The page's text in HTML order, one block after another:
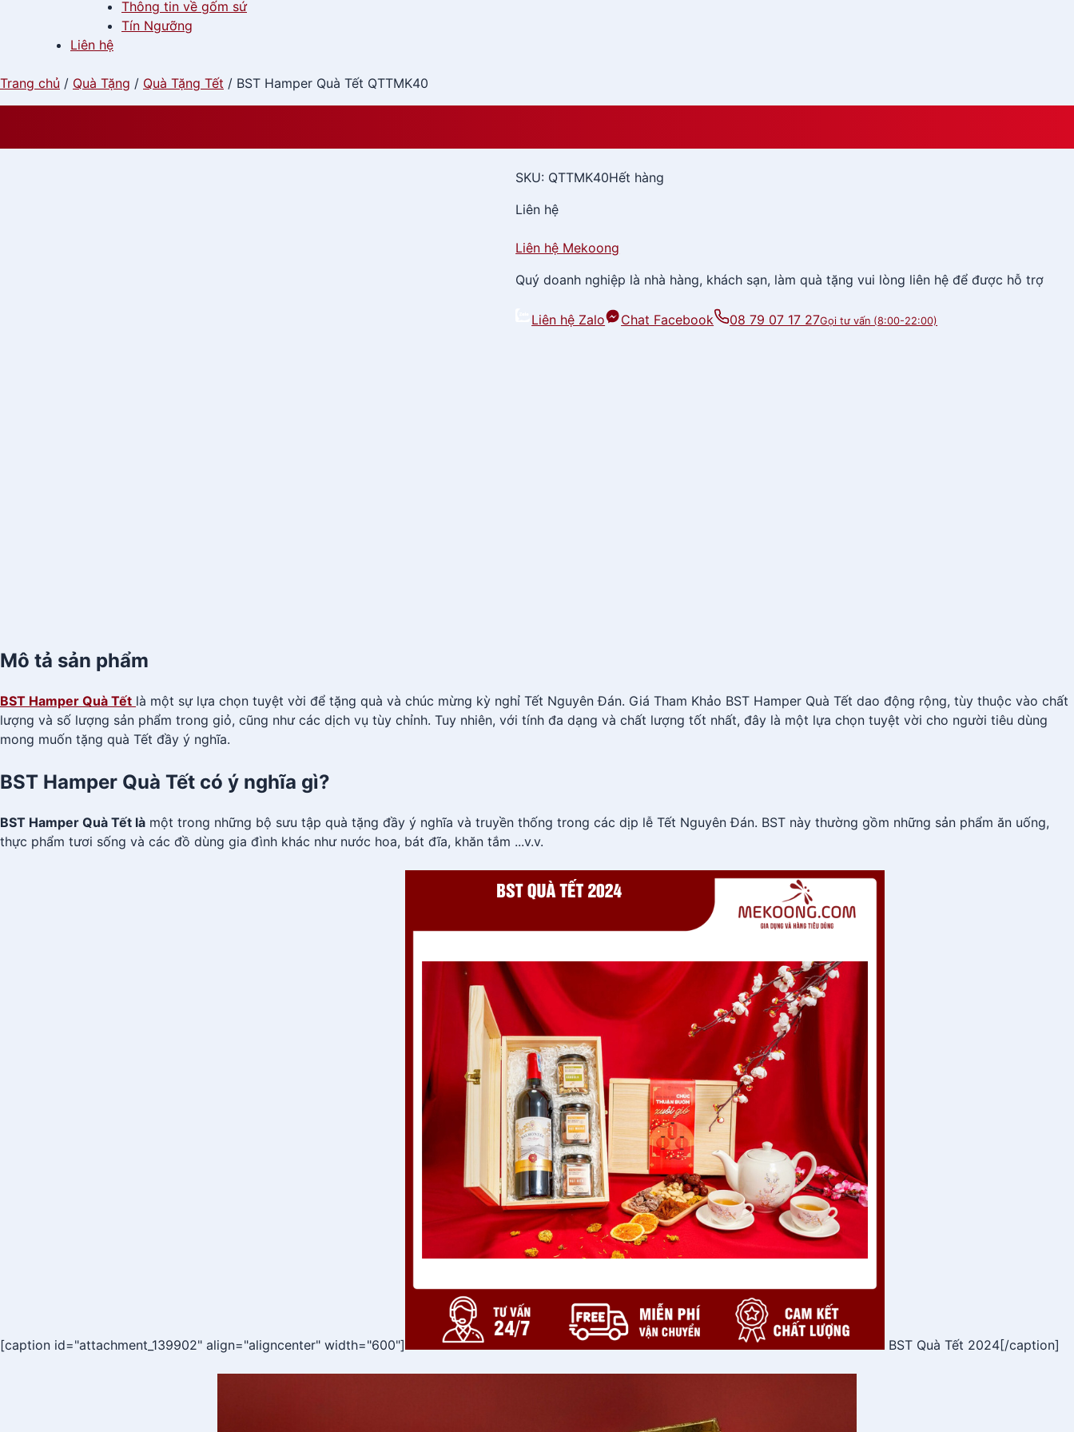
Thông tin về gốm sứ
Tín Ngưỡng
Liên hệ
Trang chủ / Quà Tặng / Quà Tặng Tết / BST Hamper Quà Tết QTTMK40
SKU: QTTMK40Hết hàng
Liên hệ
Liên hệ Mekoong
Quý doanh nghiệp là nhà hàng, khách sạn, làm quà tặng vui lòng liên hệ để được hỗ trợ
Liên hệ Zalo Chat Facebook 08 79 07 17 27Gọi tư vấn (8:00-22:00)
Mô tả sản phẩm
BST Hamper Quà Tết là một sự lựa chọn tuyệt vời để tặng quà và chúc mừng kỳ nghỉ Tết Nguyên Đán. Giá Tham Khảo BST Hamper Quà Tết dao động rộng, tùy thuộc vào chất
lượng và số lượng sản phẩm trong giỏ, cũng như các dịch vụ tùy chỉnh. Tuy nhiên, với tính đa dạng và chất lượng tốt nhất, đây là một lựa chọn tuyệt vời cho người tiêu dùng
mong muốn tặng quà Tết đầy ý nghĩa.
BST Hamper Quà Tết có ý nghĩa gì?
BST Hamper Quà Tết là một trong những bộ sưu tập quà tặng đầy ý nghĩa và truyền thống trong các dịp lễ Tết Nguyên Đán. BST này thường gồm những sản phẩm ăn uống,
thực phẩm tươi sống và các đồ dùng gia đình khác như nước hoa, bát đĩa, khăn tắm ...v.v.
[caption id="attachment_139902" align="aligncenter" width="600"] BST Quà Tết 2024[/caption]